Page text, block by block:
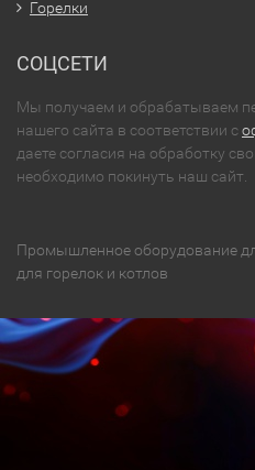
Горелки
СОЦСЕТИ
Мы получаем и обрабатываем
нашего сайта в соответствии с
даете согласия на обработку
необходимо покинуть наш сайт.
Промышленное оборудование
для горелок и котлов